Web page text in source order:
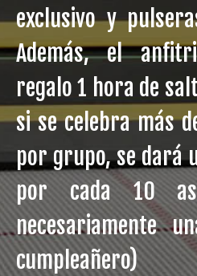
exclusivo y
Además, el
regalo 1 hora de
si se celebra más
por grupo, se dará
por cada 10
necesariamente
cumpleañero)